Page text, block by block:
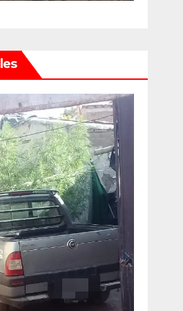
tuvo
en la
alta